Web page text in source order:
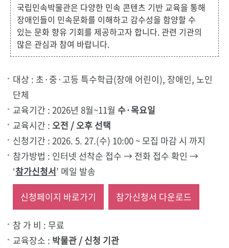
국립민속박물관은 다양한 민속 콘텐츠 기반 교육을 통해
장애인들이 민속문화를 이해하고 감수성을 함양할 수
있는 문화 향유 기회를 제공하고자 합니다. 관련 기관의
많은 관심과 참여 바랍니다.
대상 : 초·중·고등 특수학급(장애 어린이), 장애인, 노인
단체
교육기간 : 2026년 8월~11월 수·목요일
교육시간 : 오전 / 오후 선택
신청기간 : 2026. 5. 27.(수) 10:00 ~ 모집 마감 시 까지
참가방법 : 인터넷 선착순 접수 → 전화 접수 확인 →
‘참가신청서’ 메일 발송
신청페이지 바로가기
참가신청서 다운로드
참 가 비 : 무료
교육장소 : 박물관 / 신청 기관